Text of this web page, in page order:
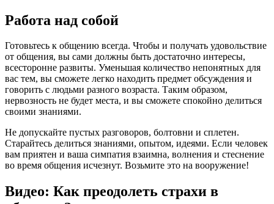
Работа над собой
Готовьтесь к общению всегда. Чтобы и получать удовольствие
от общения, вы сами должны быть достаточно интересы,
всесторонне развиты. Уменьшая количество непонятных для
вас тем, вы сможете легко находить предмет обсуждения и
говорить с людьми разного возраста. Таким образом,
нервозность не будет места, и вы сможете спокойно делиться
своими знаниями.
Не допускайте пустых разговоров, болтовни и сплетен.
Старайтесь делиться знаниями, опытом, идеями. Если человек
вам приятен и ваша симпатия взаимна, волнения и стеснение
во время общения исчезнут. Возьмите это на вооружение!
Видео: Как преодолеть страхи в